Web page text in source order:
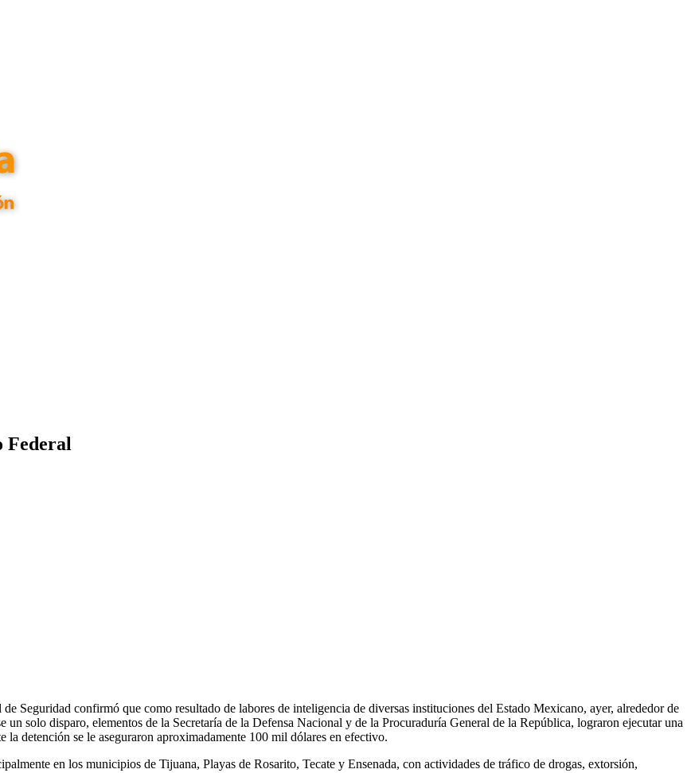
Federal
Seguridad confirmó que como resultado de labores de inteligencia de diversas instituciones del Estado Mexicano, ayer, alrededor de
solo disparo, elementos de la Secretaría de la Defensa Nacional y de la Procuraduría General de la República, lograron ejecutar una
detención se le aseguraron aproximadamente 100 mil dólares en efectivo.
en los municipios de Tijuana, Playas de Rosarito, Tecate y Ensenada, con actividades de tráfico de drogas, extorsión,